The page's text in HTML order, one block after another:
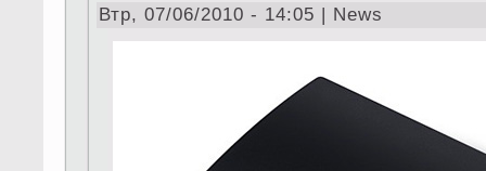
Втр, 07/06/2010 - 14:05 | News